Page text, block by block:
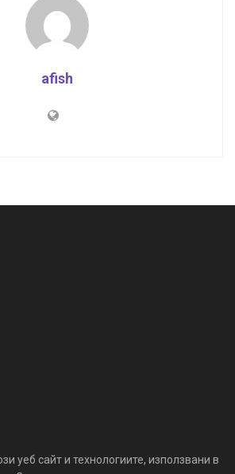
afish
уеб сайт и технологиите, използвани в